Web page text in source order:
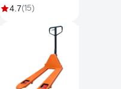
800x550 мм
колеса 1010171
4.7(15)